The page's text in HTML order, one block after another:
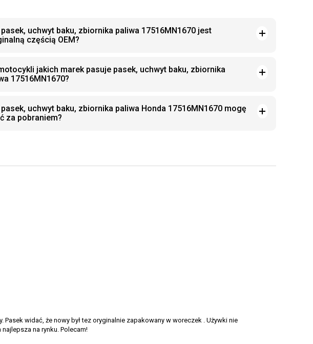
uchwyt baku, zbiornika paliwa 17516MN1670 jest
częścią OEM?
jakich marek pasuje pasek, uchwyt baku, zbiornika
17516MN1670?
uchwyt baku, zbiornika paliwa Honda 17516MN1670 mogę
za pobraniem?
Pasek widać, że nowy był tez oryginalnie zapakowany w woreczek . Używki nie
na rynku. Polecam!